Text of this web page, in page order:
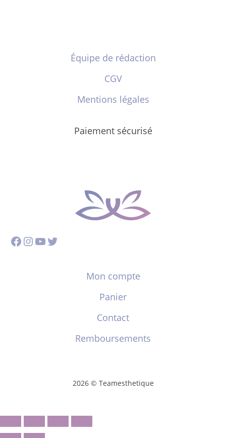
Équipe de rédaction
CGV
Mentions légales
Paiement sécurisé
Facebook
Instagram
YouTube
Twitter
Mon compte
Panier
Contact
Remboursements
2026 © Teamesthetique